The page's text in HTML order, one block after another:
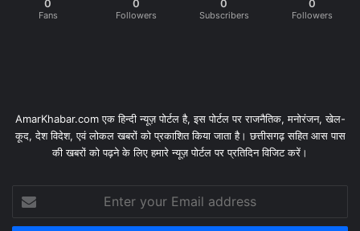
0
Fans
0
Followers
0
Subscribers
0
Followers
AmarKhabar.com एक हिन्दी न्यूज़ पोर्टल है, इस पोर्टल पर राजनैतिक, मनोरंजन, खेल-
कूद, देश विदेश, एवं लोकल खबरों को प्रकाशित किया जाता है। छत्तीसगढ़ सहित आस पास
की खबरों को पढ़ने के लिए हमारे न्यूज़ पोर्टल पर प्रतिदिन विजिट करें।
your
Email